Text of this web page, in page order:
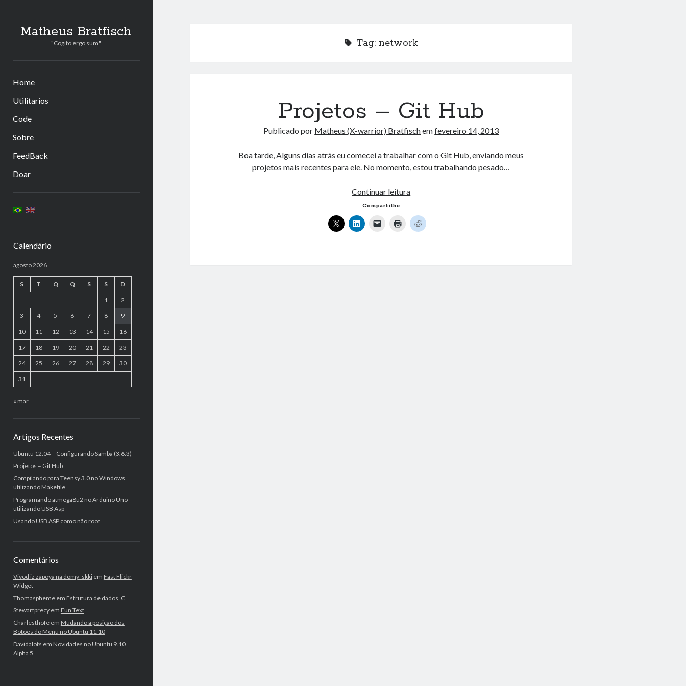
Matheus Bratfisch
"Cogito ergo sum"
Home
Utilitarios
Code
Sobre
FeedBack
Doar
Lateral
Calendário
agosto 2026
S T Q Q S S D
1 2
3 4 5 6 7 8 9
10 11 12 13 14 15 16
17 18 19 20 21 22 23
24 25 26 27 28 29 30
31
« mar
Artigos Recentes
Ubuntu 12.04 – Configurando Samba (3.6.3)
Projetos – Git Hub
Compilando para Teensy 3.0 no Windows
utilizando Makefile
Programando atmega8u2 no Arduino Uno
utilizando USB Asp
Usando USB ASP como não root
Comentários
Vivod iz zapoya na domy_skkiem Fast Flickr
Widget
Thomasphemeem Estrutura de dados, C
Stewartprecyem Fun Text
Charlesthofeem Mudando a posição dos
Botões do Menu no Ubuntu 11.10
Davidalots em Novidades no Ubuntu 9.10
Alpha 5
Tag: network
Projetos – Git Hub
Publicado por Matheus (X-warrior) Bratfischemfevereiro 14, 2013
Boa tarde, Alguns dias atrás eu comecei a trabalhar com o Git Hub, enviando meus
projetos mais recentes para ele. No momento, estou trabalhando pesado…
Continuar leituraProjetos
Git
Hub
Compartilhe